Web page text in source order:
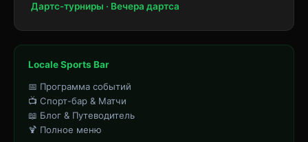
Дартс-турниры · Вечера дартса
Locale Sports Bar
📅 Программа событий
📺 Спорт-бар & Матчи
📖 Блог & Путеводитель
🍹 Полное меню